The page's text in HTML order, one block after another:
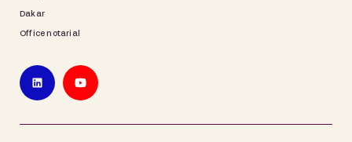
Dakar
Office notarial